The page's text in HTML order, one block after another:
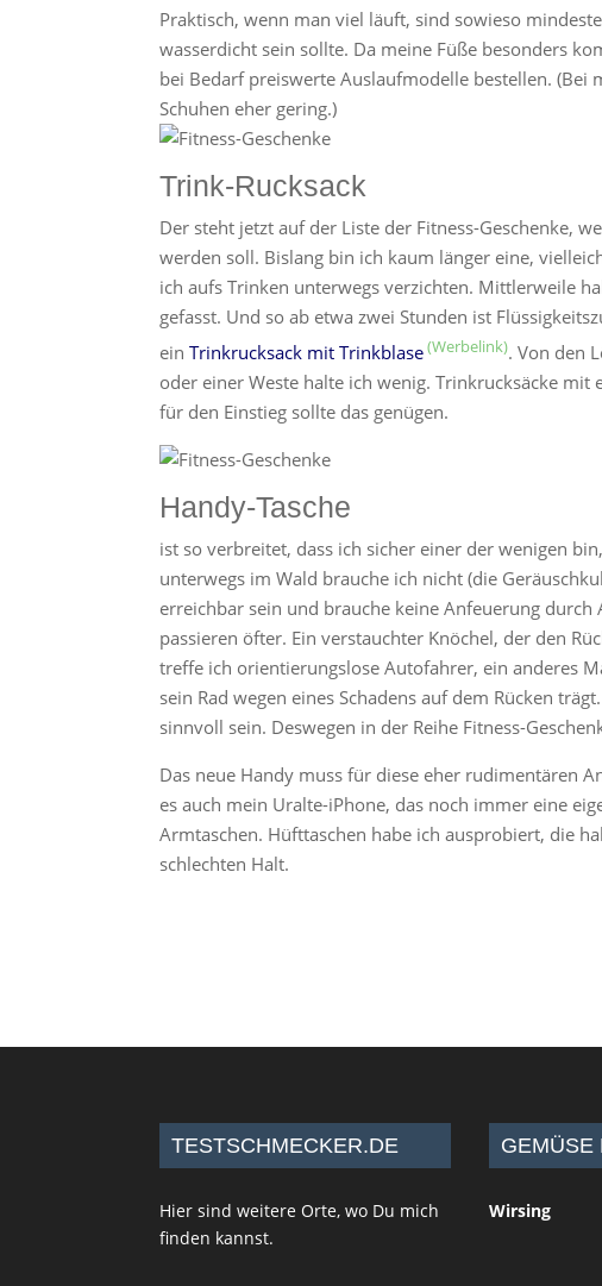
Praktisch, wenn man viel läuft, sind sowieso
wasserdicht sein sollte. Da meine Füße besonders
bei Bedarf preiswerte Auslaufmodelle bestellen. (Bei
Schuhen eher gering.)
Trink-Rucksack
Der steht jetzt auf der Liste der Fitness-Geschenke,
werden soll. Bislang bin ich kaum länger eine,
ich aufs Trinken unterwegs verzichten. Mittlerweile
gefasst. Und so ab etwa zwei Stunden ist
einTrinkrucksack mit Trinkblase
. Von den
oder einer Weste halte ich wenig. Trinkrucksäcke
für den Einstieg sollte das genügen.
Handy-Tasche
ist so verbreitet, dass ich sicher einer der wenigen
unterwegs im Wald brauche ich nicht (die
erreichbar sein und brauche keine Anfeuerung
passieren öfter. Ein verstauchter Knöchel, der den
treffe ich orientierungslose Autofahrer, ein anderes
sein Rad wegen eines Schadens auf dem Rücken
sinnvoll sein. Deswegen in der Reihe Fitness-
Das neue Handy muss für diese eher rudimentären
es auch mein Uralte-iPhone, das noch immer eine
Armtaschen. Hüfttaschen habe ich ausprobiert, die
schlechten Halt.
TESTSCHMECKER.DE
Hier sind weitere Orte, wo Du mich
finden kannst.
GEMÜSE
Wirsing